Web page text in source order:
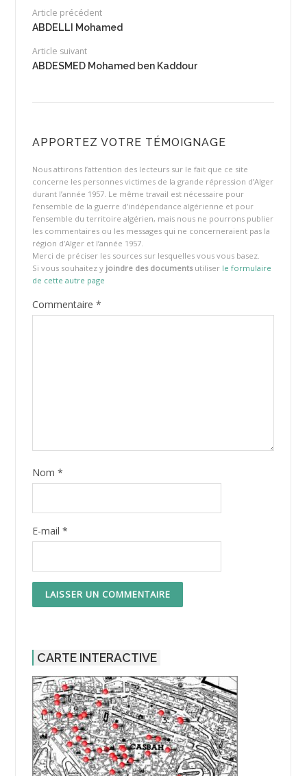
Article précédent
ABDELLI Mohamed
Article suivant
ABDESMED Mohamed ben Kaddour
APPORTEZ VOTRE TÉMOIGNAGE
Nous attirons l’attention des lecteurs sur le fait que ce site
concerne les personnes victimes de la grande répression d’Alger
durant l’année 1957. Le même travail est nécessaire pour
l’ensemble de la guerre d’indépendance algérienne et pour
l’ensemble du territoire algérien, mais nous ne pourrons publier
les commentaires ou les messages qui ne concerneraient pas la
région d’Alger et l’année 1957.
Merci de préciser les sources sur lesquelles vous vous basez.
Si vous souhaitez y joindre des documentsutiliser le formulaire
de cette autre page
Commentaire *
Nom *
E-mail *
CARTE INTERACTIVE